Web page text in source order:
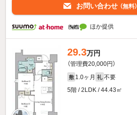
お問い合わせ （無料）
ほか提供
29.3万円
（管理費20,000円）
敷 1.0ヶ月 礼 不要
5階 / 2LDK / 44.43㎡